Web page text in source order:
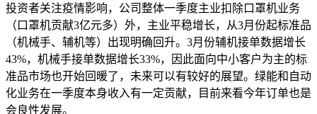
投资者关注疫情影响，公司整体一季度主业扣除口罩机业务
（口罩机贡献3亿元多）外，主业平稳增长，从3月份起标准品
（机械手、辅机等）出现明确回升。3月份辅机接单数据增长
43%，机械手接单数据增长33%，因此面向中小客户为主的标
准品市场也开始回暖了，未来可以有较好的展望。绿能和自动
化业务在一季度本身收入有一定贡献，目前来看今年订单也是
会良性发展。